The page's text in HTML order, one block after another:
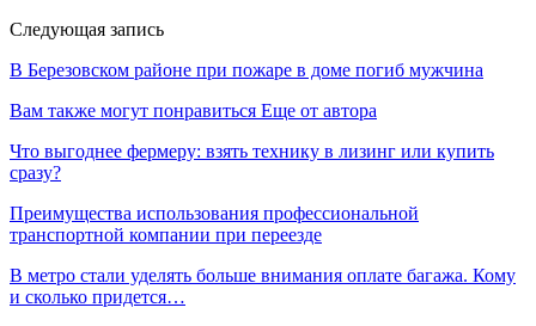
Следующая запись
В Березовском районе при пожаре в доме погиб мужчина
Вам также могут понравиться Еще от автора
Что выгоднее фермеру: взять технику в лизинг или купить
сразу?
Преимущества использования профессиональной
транспортной компании при переезде
В метро стали уделять больше внимания оплате багажа. Кому
и сколько придется…